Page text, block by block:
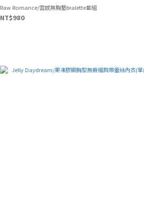
Raw Romance/雲感無胸墊bralette套組
NT$980